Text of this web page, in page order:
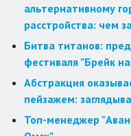
альтернативному
расстройства: чем
Битва титанов:
фестиваля "Брейк
Абстракция
пейзажем:
Топ-менеджер